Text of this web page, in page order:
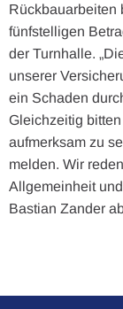
Rückbauarbeiten
fünfstelligen
der Turnhalle.
unserer
ein Schaden
Gleichzeitig
aufmerksam zu
melden. Wir
Allgemeinheit
Bastian Zander